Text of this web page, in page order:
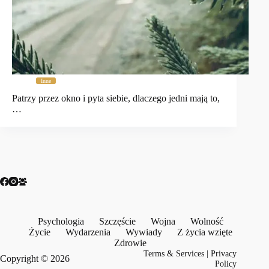
Inne
Patrzy przez okno i pyta siebie, dlaczego jedni mają to,
…
Psychologia Szczęście Wojna
Wolność
Życie
Wydarzenia Wywiady
Z życia wzięte
Zdrowie
Copyright © 2026
Terms & Services |Privacy
Policy